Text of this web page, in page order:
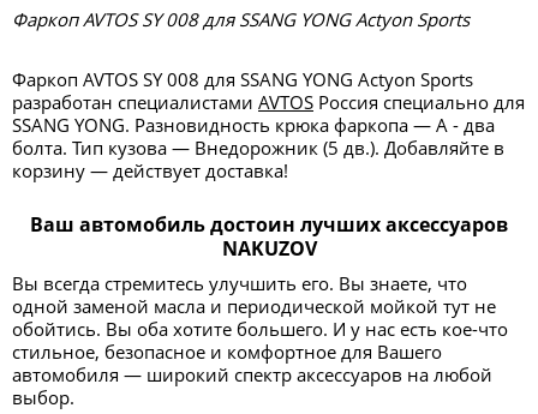
Фаркоп AVTOS SY 008 для SSANG YONG Actyon Sports
Фаркоп AVTOS SY 008 для SSANG YONG Actyon Sports
разработан специалистами AVTOS Россия специально для
SSANG YONG. Разновидность крюка фаркопа — А - два
болта. Тип кузова — Внедорожник (5 дв.). Добавляйте в
корзину — действует доставка!
Ваш автомобиль достоин лучших аксессуаров
NAKUZOV
Вы всегда стремитесь улучшить его. Вы знаете, что
одной заменой масла и периодической мойкой тут не
обойтись. Вы оба хотите большего. И у нас есть кое-что
стильное, безопасное и комфортное для Вашего
автомобиля — широкий спектр аксессуаров на любой
выбор.